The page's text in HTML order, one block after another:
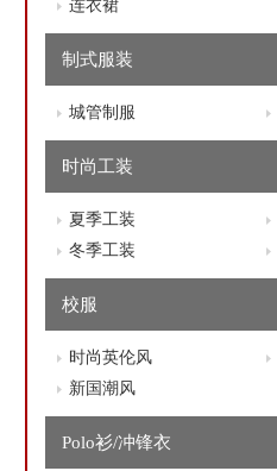
连衣裙
制式服装
城管制服
时尚工装
夏季工装
冬季工装
校服
时尚英伦风
新国潮风
Polo衫/冲锋衣